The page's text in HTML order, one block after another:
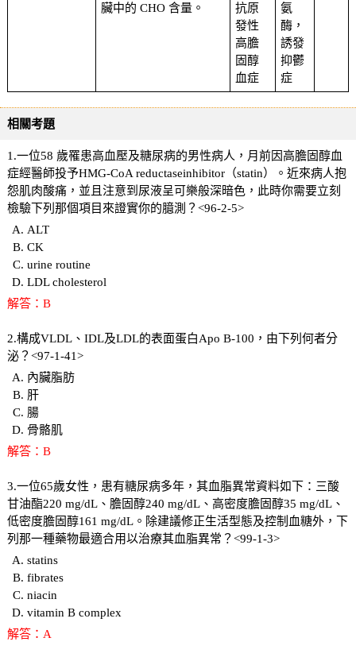
臟中的 CHO 含量。
抗原
發性
高膽
固醇
血症
氨
酶，
誘發
抑鬱
症
相關考題
1.一位58 歲罹患高血壓及糖尿病的男性病人，月前因高膽固醇血
症經醫師投予HMG-CoA reductaseinhibitor（statin）。近來病人抱
怨肌肉酸痛，並且注意到尿液呈可樂般深暗色，此時你需要立刻
檢驗下列那個項目來證實你的臆測？<96-2-5>
ALT
CK
urine routine
LDL cholesterol
解答：B
2.構成VLDL、IDL及LDL的表面蛋白Apo B-100，由下列何者分
泌？<97-1-41>
內臟脂肪
肝
腸
骨骼肌
解答：B
3.一位65歲女性，患有糖尿病多年，其血脂異常資料如下：三酸
甘油酯220 mg/dL、膽固醇240 mg/dL、高密度膽固醇35 mg/dL、
低密度膽固醇161 mg/dL。除建議修正生活型態及控制血糖外，下
列那一種藥物最適合用以治療其血脂異常？<99-1-3>
statins
fibrates
niacin
vitamin B complex
解答：A